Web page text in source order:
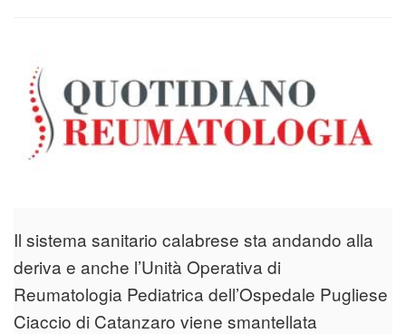
Il sistema sanitario calabrese sta andando alla
deriva e anche l’Unità Operativa di
Reumatologia Pediatrica dell’Ospedale Pugliese
Ciaccio di Catanzaro viene smantellata